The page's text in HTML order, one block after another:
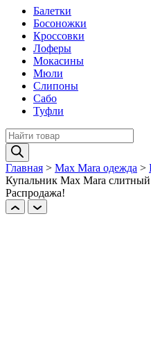
Балетки
Босоножки
Кроссовки
Лоферы
Мокасины
Мюли
Слипоны
Сабо
Туфли
Поиск
товаров
Главная > Max Mara одежда >
Купальник Max Mara
Распродажа!